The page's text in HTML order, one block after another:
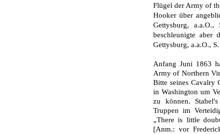
Flügel der Army of
Hooker über
Gettysburg,
beschleunigte aber
Gettysburg, a.a.O.,
Anfang Juni 1863
Army of Northern
Bitte seines Cavalry
in Washington um
zu können.
Truppen im
„There is little
[Anm.: vor